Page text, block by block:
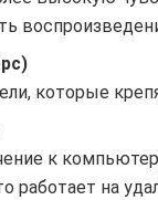
которые
к
работает на